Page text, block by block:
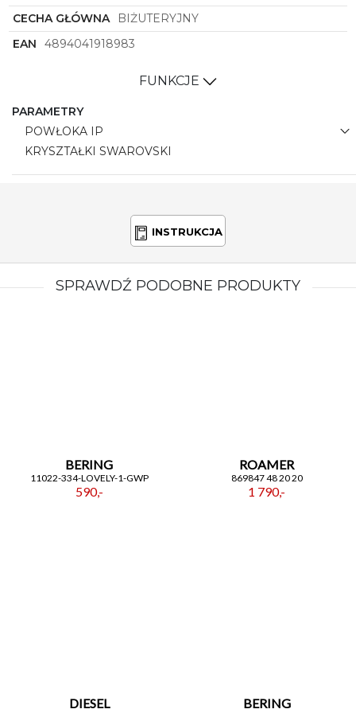
CECHA GŁÓWNA
BIŻUTERYJNY
EAN
4894041918983
FUNKCJE
PARAMETRY
POWŁOKA IP
KRYSZTAŁKI SWAROVSKI
INSTRUKCJA
SPRAWDŹ PODOBNE PRODUKTY
BERING
11022-334-LOVELY-1-GWP
590,-
ROAMER
869847 48 20 20
1 790,-
DIESEL BERING